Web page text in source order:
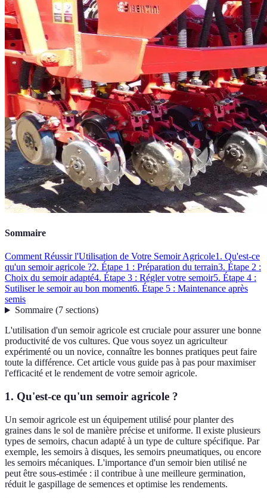
Sommaire
Comment Réussir l'Utilisation de Votre Semoir Agricole1. Qu'est-ce
qu'un semoir agricole ?2. Étape 1 : Préparation du terrain3. Étape 2 :
Choix du semoir adapté4. Étape 3 : Régler votre semoir5. Étape 4 :
Sutiliser le semoir au bon moment6. Étape 5 : Maintenance après
semis
Sommaire(7 sections)
L'utilisation d'un semoir agricole est cruciale pour assurer une bonne
productivité de vos cultures. Que vous soyez un agriculteur
expérimenté ou un novice, connaître les bonnes pratiques peut faire
toute la différence. Cet article vous guide pas à pas pour maximiser
l'efficacité et le rendement de votre semoir agricole.
1. Qu'est-ce qu'un semoir agricole ?
Un semoir agricole est un équipement utilisé pour planter des
graines dans le sol de manière précise et uniforme. Il existe plusieurs
types de semoirs, chacun adapté à un type de culture spécifique. Par
exemple, les semoirs à disques, les semoirs pneumatiques, ou encore
les semoirs mécaniques. L'importance d'un semoir bien utilisé ne
peut être sous-estimée : il contribue à une meilleure germination,
réduit le gaspillage de semences et optimise les rendements.